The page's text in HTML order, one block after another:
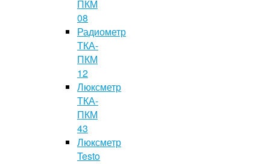
ПКМ
08
Радиометр
ТКА-
ПКМ
12
Люксметр
ТКА-
ПКМ
43
Люксметр
Testo